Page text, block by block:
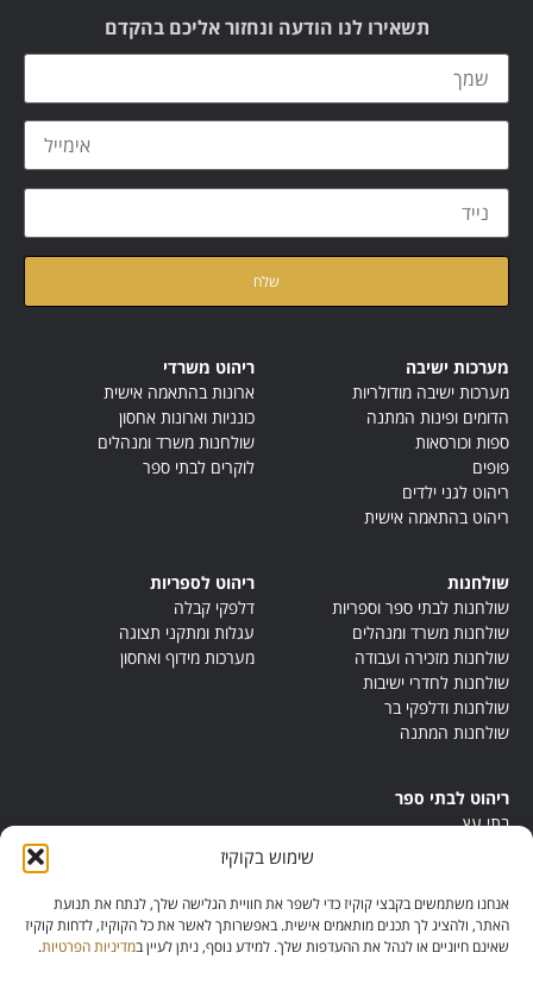
שימוש בקוקיז
אנחנו משתמשים בקבצי קוקיז כדי לשפר את חוויית הגלישה שלך, לנתח את תנועת
האתר, ולהציג לך תכנים מותאמים אישית. באפשרותך לאשר את כל הקוקיז, לדחות קוקיז
שאינם חיוניים או לנהל את ההעדפות שלך. למידע נוסף, ניתן לעיין במדיניות הפרטיות.
תשאירו לנו הודעה ונחזור אליכם בהקדם
מערכות ישיבה
מערכות ישיבה מודולריות
הדומים ופינות המתנה
ספות וכורסאות
פופים
ריהוט לגני ילדים
ריהוט בהתאמה אישית
ריהוט משרדי
ארונות בהתאמה אישית
כונניות וארונות אחסון
שולחנות משרד ומנהלים
לוקרים לבתי ספר
שולחנות
שולחנות לבתי ספר וספריות
שולחנות משרד ומנהלים
שולחנות מזכירה ועבודה
שולחנות לחדרי ישיבות
שולחנות ודלפקי בר
שולחנות המתנה
ריהוט לספריות
דלפקי קבלה
עגלות ומתקני תצוגה
מערכות מידוף ואחסון
ריהוט לבתי ספר
בתי עץ
ריהוט מונטסורי
ריהוט אנתרופוסופי